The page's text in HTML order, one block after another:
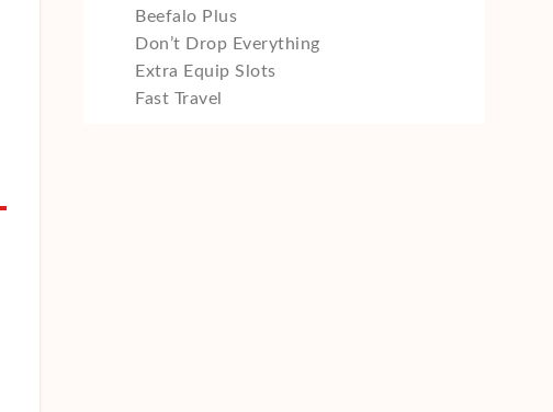
Beefalo Plus
Don’t Drop Everything
Extra Equip Slots
Fast Travel